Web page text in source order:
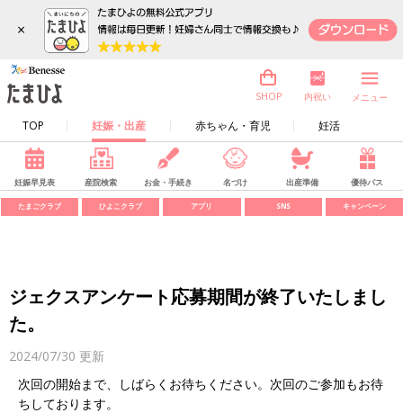
×
TOP 妊娠・出産 赤ちゃん・育児 妊活
SHOP 内祝い メニュー
妊娠早見表 産院検索 お金・手続き 名づけ 出産準備 優待パス
たまごクラブ ひよこクラブ アプリ SNS キャンペーン
ジェクスアンケート応募期間が終了いたしまし
た。
2024/07/30 更新
次回の開始まで、しばらくお待ちください。次回のご参加もお待
ちしております。